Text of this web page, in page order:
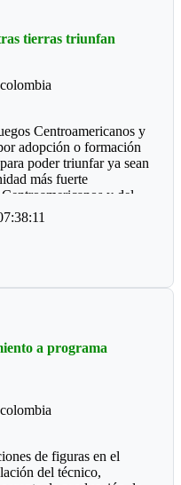
(Guamal)
(Acacias)
(Guamal)
Savio (Acacias)
(Guamal)
tierras triunfan
Centroamericanos y
adopción o formación
poder triunfar ya sean
más fuerte
y del
viendo:
del Meta, fue
Marroquín ,hoy está en
en la capital
con la Liga de Bogotà y
que por primera
a programa
de figuras en el
del técnico,